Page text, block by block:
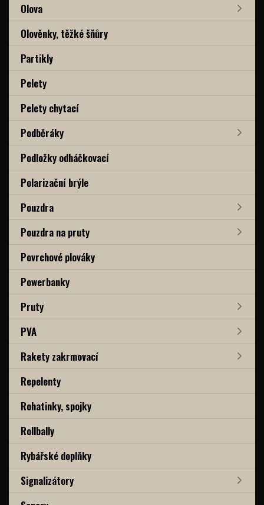
Olova
Olověnky, těžké šňůry
Partikly
Pelety
Pelety chytací
Podběráky
Podložky odháčkovací
Polarizační brýle
Pouzdra
Pouzdra na pruty
Povrchové plováky
Powerbanky
Pruty
PVA
Rakety zakrmovací
Repelenty
Rohatinky, spojky
Rollbally
Rybářské doplňky
Signalizátory